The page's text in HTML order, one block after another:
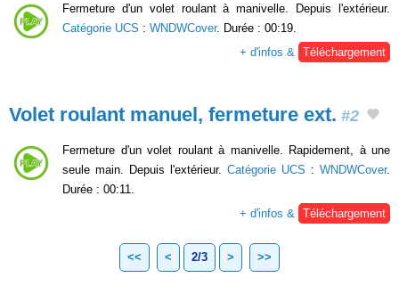
Fermeture d'un volet roulant à manivelle. Depuis l'extérieur.
Catégorie UCS : WNDWCover. Durée : 00:19.
+ d'infos &
Téléchargement
Volet roulant manuel, fermeture ext. #2
Fermeture d'un volet roulant à manivelle. Rapidement, à une
seule main. Depuis l'extérieur. Catégorie UCS : WNDWCover.
Durée : 00:11.
+ d'infos & Téléchargement
<< < 2/3 > >>